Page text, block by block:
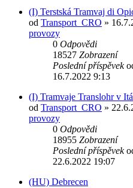
(I) Terstská Tramvaj di
od Transport_CRO »
provozy
0 Odpovědi
18527 Zobrazení
Poslední příspěvek
16.7.2022 9:13
(I) Tramvaje Translohr v
od Transport_CRO »
provozy
0 Odpovědi
18955 Zobrazení
Poslední příspěvek
22.6.2022 19:07
(HU) Debrecen